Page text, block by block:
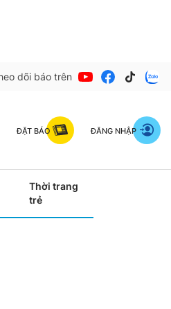
dõi báo trên
ĐẶT BÁO ĐĂNG NHẬP
Thời trang
trẻ